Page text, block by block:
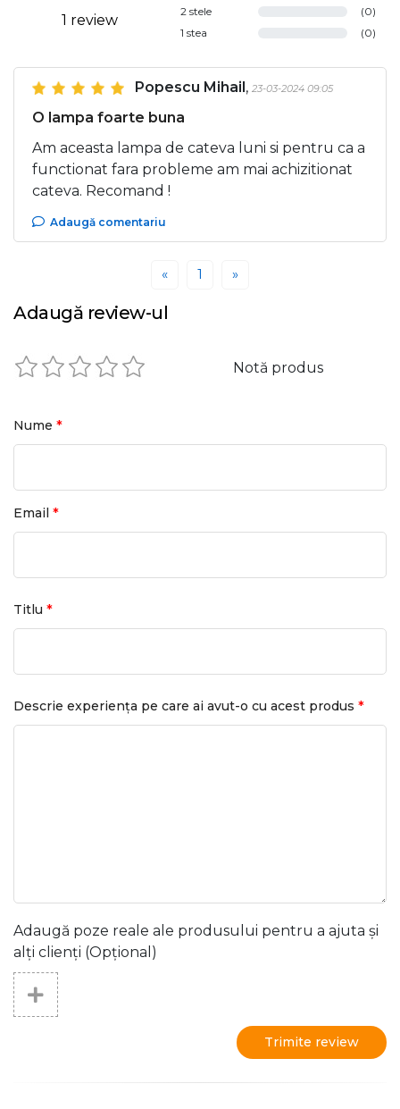
1 review
2 stele
(0)
1 stea
(0)
Popescu Mihail, 23-03-2024 09:05
O lampa foarte buna
Am aceasta lampa de cateva luni si pentru ca a
functionat fara probleme am mai achizitionat
cateva. Recomand !
Adaugă comentariu
«Previous
1 »Next
Adaugă review-ul
Notă produs
Nume *
Email *
Titlu *
Descrie experiența pe care ai avut-o cu acest produs *
Adaugă poze reale ale produsului pentru a ajuta și
alți clienți (Opțional)
Trimite review